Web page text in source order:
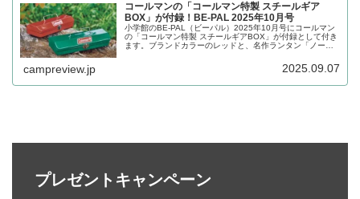
コールマンの「コールマン特製 スチールギア
BOX」が付録！BE-PAL 2025年10月号
小学館のBE-PAL（ビーパル）2025年10月号にコールマン
の「コールマン特製 スチールギアBOX」が付録として付き
ます。ブランドカラーのレッドと、名作ランタン「ノース
色、どちらかの色がランダムで入っています。詳細をレビ
campreview.jp 2025.09.07
プレゼントキャンペーン